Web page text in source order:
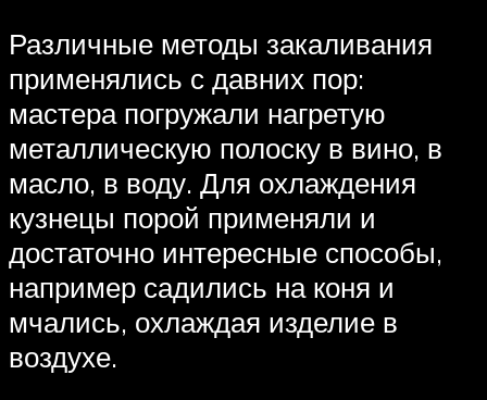
Различные методы закаливания
применялись с давних пор:
мастера погружали нагретую
металлическую полоску в вино, в
масло, в воду. Для охлаждения
кузнецы порой применяли и
достаточно интересные способы,
например садились на коня и
мчались, охлаждая изделие в
воздухе.